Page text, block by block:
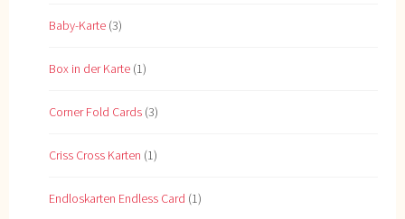
Baby-Karte (3)
Box in der Karte (1)
Corner Fold Cards (3)
Criss Cross Karten (1)
Endloskarten Endless Card (1)